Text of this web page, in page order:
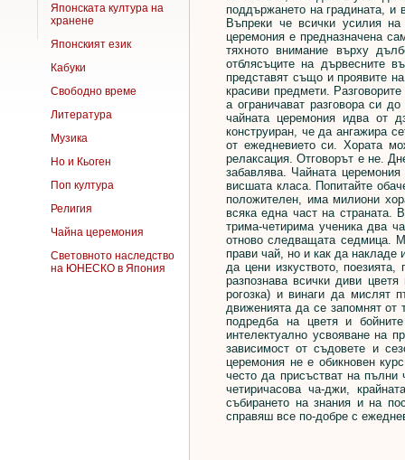
Японската култура на
хранене
Японският език
Кабуки
Свободно време
Литература
Музика
Но и Кьоген
Поп култура
Религия
Чайна церемония
Световното наследство
на ЮНЕСКО в Япония
поддържането на градината, и
Въпреки че всички усилия
церемония е предназначена
тяхното внимание върху
отблясъците на дървесните
представят също и проявите
красиви предмети.
а ограничават разговора си
чайната церемония идва от
конструиран, че да ангажира
от ежедневието си. Хората
релаксация. Отговорът е не.
забавлява. Чайната
висшата класа. Попитайте
положителен, има милиони
всяка една част на страната.
трима-четирима ученика два
отново следващата седмица.
прави чай, но и как да накладе
да цени изкуството,
разпознава всички диви
рогозка) и винаги да мислят
движенията да се запомнят от
подредба на цветя и
интелектуално усвояване на
зависимост от съдовете и
церемония не е обикновен
често да присъстват на
четиричасова ча-джи,
събирането на знания и на
справяш все по-добре с